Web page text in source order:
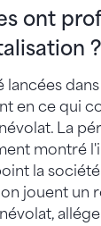
ont
?
lancées
en ce qui
La
montré
la
jouent un